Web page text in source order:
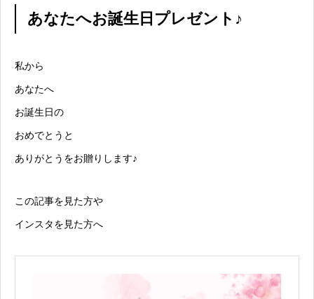
あなたへお誕生日プレゼント♪
私から
あなたへ
お誕生日の
おめでとうと
ありがとうをお贈りします♪
この記事を見た方や
インスタを見た方へ